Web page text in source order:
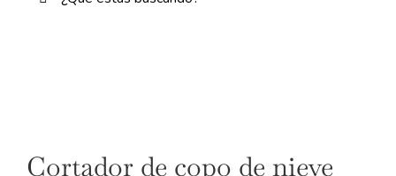
Cortador de copo de nieve